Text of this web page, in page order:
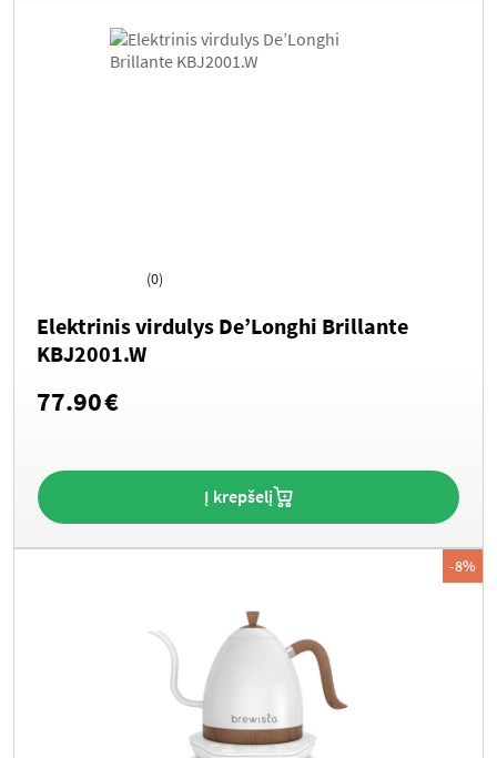
(0)
Elektrinis virdulys De’Longhi Brillante
KBJ2001.W
77.90€
Į krepšelį
-8%